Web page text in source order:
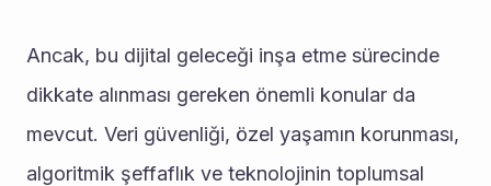
Ancak, bu dijital geleceği inşa etme sürecinde
dikkate alınması gereken önemli konular da
mevcut. Veri güvenliği, özel yaşamın korunması,
algoritmik şeffaflık ve teknolojinin toplumsal